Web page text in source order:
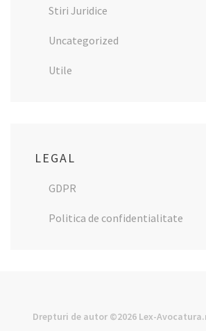
Stiri Juridice
Uncategorized
Utile
LEGAL
GDPR
Politica de confidentialitate
Drepturi de autor ©2026 Lex-